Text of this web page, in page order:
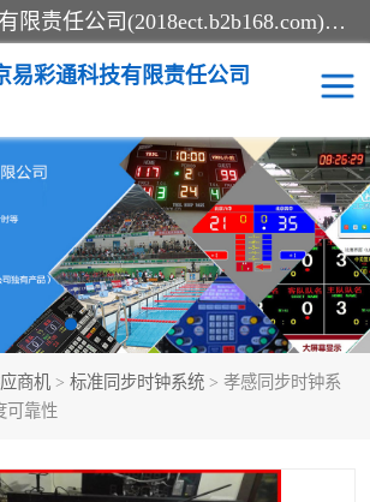
北京易彩通科技有限责任公司(2018ect.b2b168.com)主要提供陕西计时记分系统，全国统一热线：15611947915.北京易彩通科技有限责任公司有一支长期从事智能控制系统研发的高素质的队伍，具有嵌入式系统，视频系统、通信系统、网络系统，体育计时系统的知识和技能。强力打造体育比赛计时计分系统、智能升降旗系统、标准时钟系统、赛事编排及信息发布系统，为用户提供较新的，较廉价的，应用解决方案。
易彩通科技有限责任公司
商机 > 标准同步时钟系统 > 孝感同步时钟系
可靠性
游泳计时系统
GPS同步时钟系统
处理系统 计时记分系统
集回放系 游泳馆水下摄影采集救生